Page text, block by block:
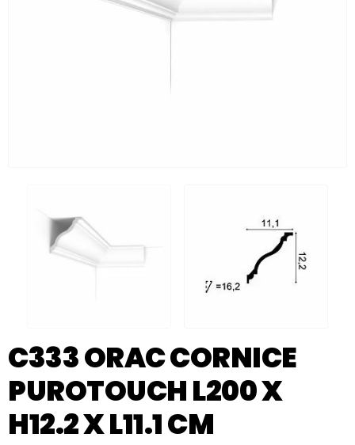
C333 ORAC CORNICE
PUROTOUCH L200 X
H12.2 X L11.1 CM